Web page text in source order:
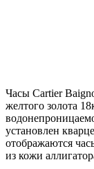
Часы Cartier
желтого золота
установлен
отображаются
из кожи